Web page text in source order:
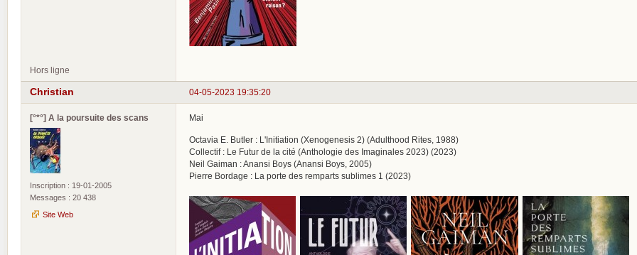
Hors ligne
04-05-2023 19:35:20
Christian
[°*°] A la poursuite des scans
Inscription : 19-01-2005
Messages : 20 438
Site Web
Mai
Octavia E. Butler : L'Initiation (Xenogenesis 2) (Adulthood Rites, 1988)
Collectif : Le Futur de la cité (Anthologie des Imaginales 2023) (2023)
Neil Gaiman : Anansi Boys (Anansi Boys, 2005)
Pierre Bordage : La porte des remparts sublimes 1 (2023)